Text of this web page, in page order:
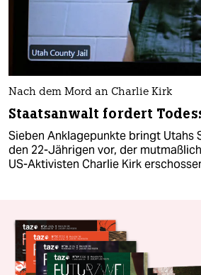
Nach dem Mord an Charlie Kirk
Staatsanwalt fordert
Sieben Anklagepunkte bringt Utahs
den 22-Jährigen vor, der
US-Aktivisten Charlie Kirk